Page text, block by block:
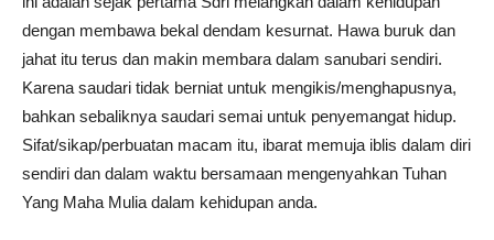
dengan membawa bekal dendam kesurnat. Hawa buruk dan
jahat itu terus dan makin membara dalam sanubari sendiri.
Karena saudari tidak berniat untuk mengikis/menghapusnya,
bahkan sebaliknya saudari semai untuk penyemangat hidup.
Sifat/sikap/perbuatan macam itu, ibarat memuja iblis dalam diri
sendiri dan dalam waktu bersamaan mengenyahkan Tuhan
Yang Maha Mulia dalam kehidupan anda.